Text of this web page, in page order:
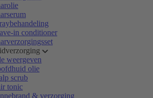
in conditioner
weergeven
olie
scrub
tonic
& verzorging